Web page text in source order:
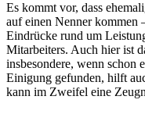
Es kommt vor, dass
auf einen Nenner kommen
Eindrücke rund um
Mitarbeiters. Auch hier ist
insbesondere, wenn schon
Einigung gefunden, hilft
kann im Zweifel eine